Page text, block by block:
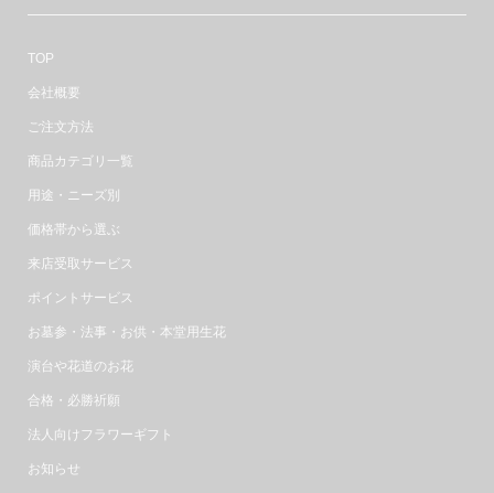
TOP
会社概要
ご注文方法
商品カテゴリ一覧
用途・ニーズ別
価格帯から選ぶ
来店受取サービス
ポイントサービス
お墓参・法事・お供・本堂用生花
演台や花道のお花
合格・必勝祈願
法人向けフラワーギフト
お知らせ